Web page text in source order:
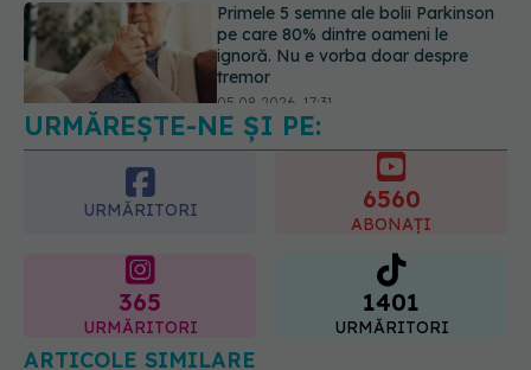
ignoră. Nu e vorba doar despre
tremor
05.08.2026, 17:31
Gabriela Cristea, manifest pentru
respect și acceptare: Corpul
fiecăruia spune o poveste
URMĂREȘTE-NE ȘI PE:
URMĂRITORI 6560
ABONAȚI
365
URMĂRITORI
1401
URMĂRITORI
ARTICOLE SIMILARE